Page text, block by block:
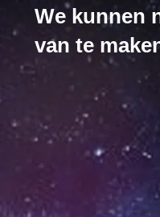
We kunnen
van te